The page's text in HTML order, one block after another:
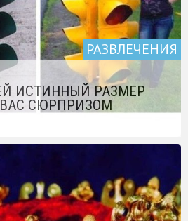
РАЗВЛЕЧЕНИЯ
ИСТИННЫЙ РАЗМЕР
СЮРПРИЗОМ